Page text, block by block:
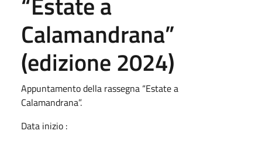
Calamandrana”
(edizione 2024)
Appuntamento della rassegna “Estate a
Calamandrana”.
Data inizio :